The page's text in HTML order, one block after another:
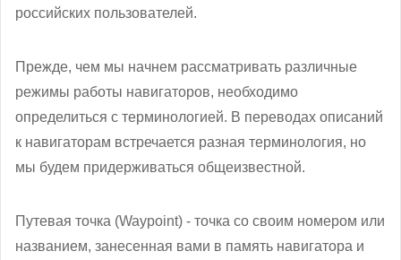
российских пользователей.
Прежде, чем мы начнем рассматривать различные
режимы работы навигаторов, необходимо
определиться с терминологией. В переводах описаний
к навигаторам встречается разная терминология, но
мы будем придерживаться общеизвестной.
Путевая точка (Waypoint) - точка со своим номером или
названием, занесенная вами в память навигатора и